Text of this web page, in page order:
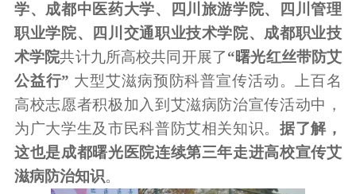
学、成都中医药大学、四川旅游学院、四川管理
职业学院、四川交通职业技术学院、成都职业技
术学院共计九所高校共同开展了“曙光红丝带防艾
公益行” 大型艾滋病预防科普宣传活动。上百名
高校志愿者积极加入到艾滋病防治宣传活动中，
为广大学生及市民科普防艾相关知识。据了解，
这也是成都曙光医院连续第三年走进高校宣传艾
滋病防治知识。